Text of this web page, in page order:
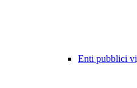
Enti pubblici